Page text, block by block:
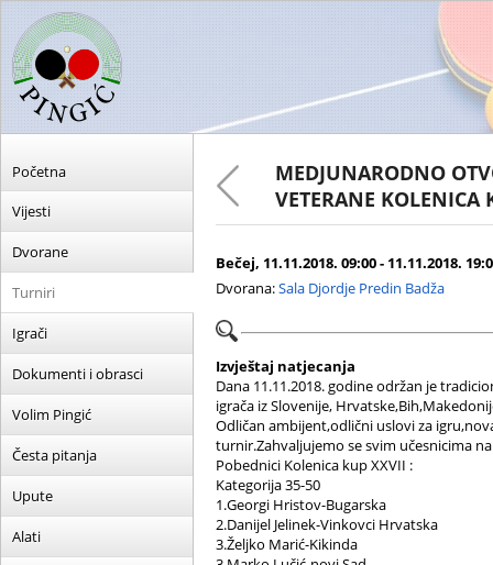
Početna
Vijesti
Dvorane
Turniri
Igrači
Dokumenti i obrasci
Volim Pingić
Česta pitanja
Upute
Alati
MEDJUNARODNO
VETERANE KOLENICA
Bečej, 11.11.2018. 09:00 - 11.11.2018.
Dvorana:Sala Djordje Predin Badža
Izvještaj natjecanja
Dana 11.11.2018. godine održan je
igrača iz Slovenije,
Odličan ambijent,odlični uslovi za
turnir.Zahvaljujemo se svim učesnicima
Pobednici Kolenica kup XXVII :
Kategorija 35-50
1.Georgi Hristov-Bugarska
2.Danijel Jelinek-Vinkovci Hrvatska
3.Željko Marić-Kikinda